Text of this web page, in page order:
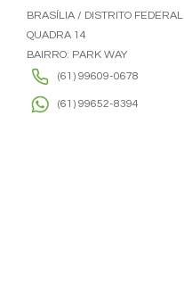
BRASÍLIA / DISTRITO FEDERAL
QUADRA 14
BAIRRO: PARK WAY
(61) 99609-0678
(61) 99652-8394